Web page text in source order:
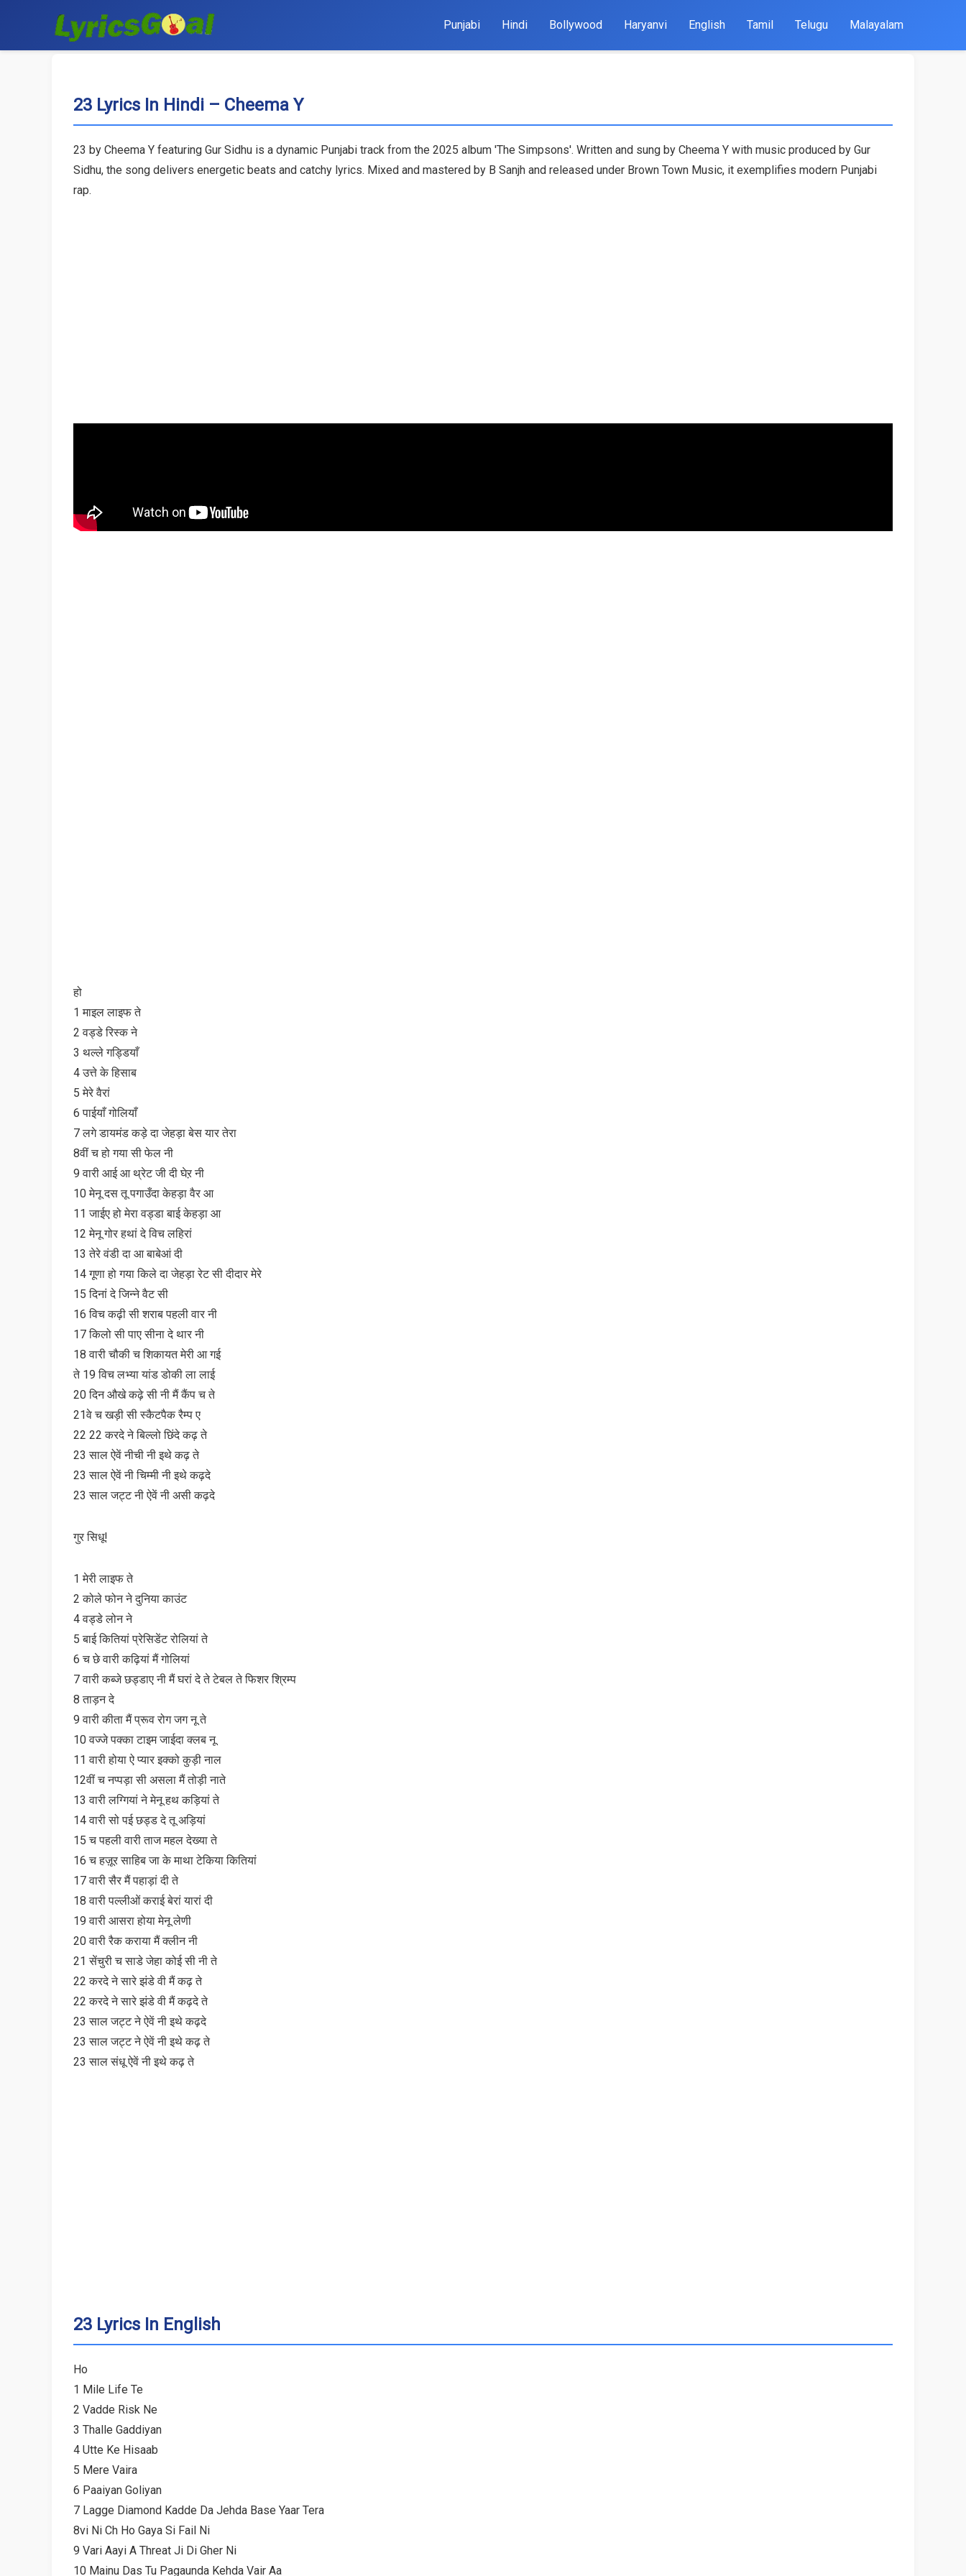
Punjabi Hindi Bollywood Haryanvi English Tamil Telugu Malayalam
23 Lyrics In Hindi – Cheema Y
23 by Cheema Y featuring Gur Sidhu is a dynamic Punjabi track from the 2025 album 'The Simpsons'. Written and sung by Cheema Y with music produced by Gur
Sidhu, the song delivers energetic beats and catchy lyrics. Mixed and mastered by B Sanjh and released under Brown Town Music, it exemplifies modern Punjabi
rap.
हो
1 माइल लाइफ ते
2 वड्डे रिस्क ने
3 थल्ले गड्डियाँ
4 उत्ते के हिसाब
5 मेरे वैरां
6 पाईयाँ गोलियाँ
7 लगे डायमंड कड़े दा जेहड़ा बेस यार तेरा
8वीं च हो गया सी फेल नी
9 वारी आई आ थ्रेट जी दी घेऱ नी
10 मेनू दस तू पगाउँदा केहड़ा वैर आ
11 जाईए हो मेरा वड्डा बाई केहड़ा आ
12 मेनू गोर हथां दे विच लहिरां
13 तेरे वंडी दा आ बाबेआं दी
14 गूणा हो गया किले दा जेहड़ा रेट सी दीदार मेरे
15 दिनां दे जिन्ने वैट सी
16 विच कढ़ी सी शराब पहली वार नी
17 किलो सी पाए सीना दे थार नी
18 वारी चौकी च शिकायत मेरी आ गई
ते 19 विच लभ्या यांड डोकी ला लाई
20 दिन औखे कढ़े सी नी मैं कैंप च ते
21वे च खड़ी सी स्कैटपैक रैम्प ए
22 22 करदे ने बिल्लो छिंदे कढ़ ते
23 साल ऐवें नीची नी इथे कढ़ ते
23 साल ऐवें नी चिम्मी नी इथे कढ़दे
23 साल जट्ट नी ऐवें नी असी कढ़दे
गुर सिधू!
1 मेरी लाइफ ते
2 कोले फोन ने दुनिया काउंट
4 वड्डे लोन ने
5 बाई कितियां प्रेसिडेंट रोलियां ते
6 च छे वारी कढ़ियां मैं गोलियां
7 वारी कब्जे छड्डाए नी मैं घरां दे ते टेबल ते फिशर श्रिम्प
8 ताड़न दे
9 वारी कीता मैं प्रूव रोग जग नू ते
10 वज्जे पक्का टाइम जाईदा क्लब नू
11 वारी होया ऐ प्यार इक्को कुड़ी नाल
12वीं च नप्पड़ा सी असला मैं तोड़ी नाते
13 वारी लग्गियां ने मेनू हथ कड़ियां ते
14 वारी सो पई छड्ड दे तू अड़ियां
15 च पहली वारी ताज महल देख्या ते
16 च हज़ूर साहिब जा के माथा टेकिया कितियां
17 वारी सैर मैं पहाड़ां दी ते
18 वारी पल्लीओं कराई बेरां यारां दी
19 वारी आसरा होया मेनू लेणी
20 वारी रैक कराया मैं क्लीन नी
21 सेंचुरी च साडे जेहा कोई सी नी ते
22 करदे ने सारे झंडे वी मैं कढ़ ते
22 करदे ने सारे झंडे वी मैं कढ़दे ते
23 साल जट्ट ने ऐवें नी इथे कढ़दे
23 साल जट्ट ने ऐवें नी इथे कढ़ ते
23 साल संधू ऐवें नी इथे कढ़ ते
23 Lyrics In English
Ho
1 Mile Life Te
2 Vadde Risk Ne
3 Thalle Gaddiyan
4 Utte Ke Hisaab
5 Mere Vaira
6 Paaiyan Goliyan
7 Lagge Diamond Kadde Da Jehda Base Yaar Tera
8vi Ni Ch Ho Gaya Si Fail Ni
9 Vari Aayi A Threat Ji Di Gher Ni
10 Mainu Das Tu Pagaunda Kehda Vair Aa